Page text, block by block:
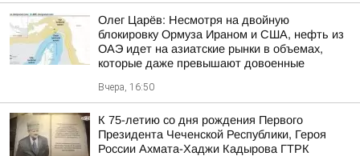
Олег Царёв: Несмотря на двойную
блокировку Ормуза Ираном и США, нефть из
ОАЭ идет на азиатские рынки в объемах,
которые даже превышают довоенные
Вчера, 16:50
К 75-летию со дня рождения Первого
Президента Чеченской Республики, Героя
России Ахмата-Хаджи Кадырова ГТРК